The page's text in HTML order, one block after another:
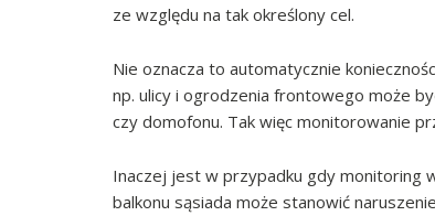
ze względu na tak określony cel.
Nie oznacza to automatycznie
np. ulicy i ogrodzenia frontowego może
czy domofonu. Tak więc monitorowanie
Inaczej jest w przypadku gdy monitoring
balkonu sąsiada może stanowić